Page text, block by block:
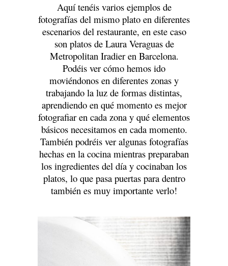
Aquí tenéis varios ejemplos de
fotografías del mismo plato en diferentes
escenarios del restaurante, en este caso
son platos de Laura Veraguas de
Metropolitan Iradier en Barcelona.
Podéis ver cómo hemos ido
moviéndonos en diferentes zonas y
trabajando la luz de formas distintas,
aprendiendo en qué momento es mejor
fotografiar en cada zona y qué elementos
básicos necesitamos en cada momento.
También podréis ver algunas fotografías
hechas en la cocina mientras preparaban
los ingredientes del día y cocinaban los
platos, lo que pasa puertas para dentro
también es muy importante verlo!